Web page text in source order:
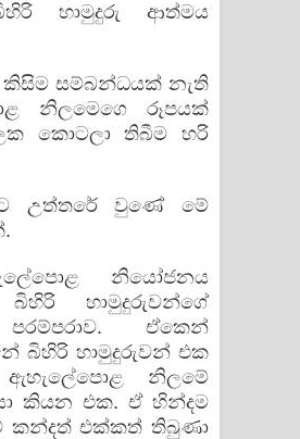
හාමුදුරු ආත්මය
සම්බන්ධයක් නැති
නිලමෙගෙ රූපයක්
කොටලා තිබීම හරි
උත්තරේ වුණේ මේ
නියෝජනය
හාමුදුරුවන්ගේ
ඒකෙන්
බිහිරි හාමුදුරුවන් එක
නිලමේ
කියන එක. ඒ හින්දම
කන්දත් එක්කත් තිබුණා